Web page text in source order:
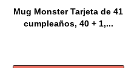
Mug Monster Tarjeta de 41
cumpleaños, 40 + 1,...